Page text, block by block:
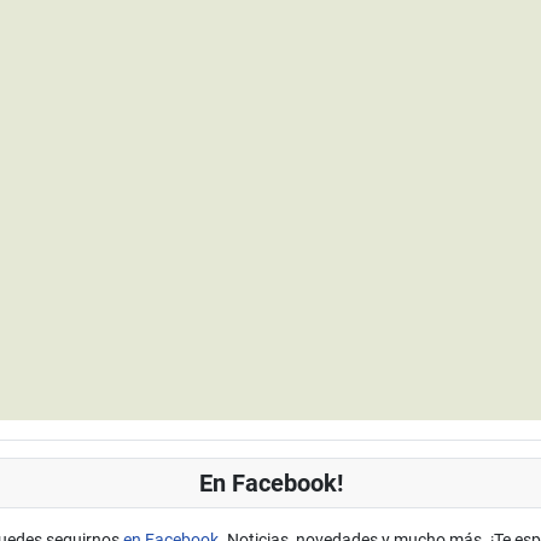
En Facebook!